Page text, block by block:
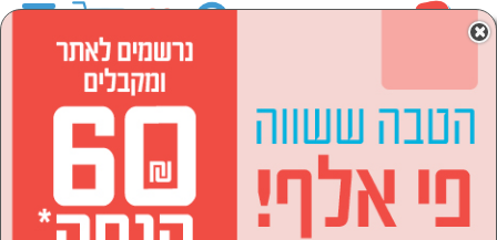
סמארטפונים, שעונים חכמים ואביזרים
שעונים חכמים
שעונים לילדים LIXIN
נמצאו 2 שעון לילד של LIXIN
מיון: הפופולרים ביותר
×